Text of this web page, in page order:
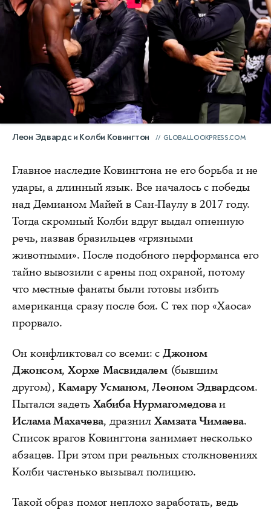
Леон Эдвардс и Колби Ковингтон GLOBALLOOKPRESS.COM
Главное наследие Ковингтона не его борьба и не
удары, а длинный язык. Все началось с победы
над Демианом Майей в Сан-Паулу в 2017 году.
Тогда скромный Колби вдруг выдал огненную
речь, назвав бразильцев «грязными
животными». После подобного перформанса его
тайно вывозили с арены под охраной, потому
что местные фанаты были готовы избить
американца сразу после боя. С тех пор «Хаоса»
прорвало.
Он конфликтовал со всеми: сДжоном
Джонсом,Хорхе Масвидалем(бывшим
другом),Камару Усманом,Леоном Эдвардсом.
Пытался задеть Хабиба Нурмагомедоваи
Ислама Махачева, дразнил Хамзата Чимаева.
Список врагов Ковингтона занимает несколько
абзацев. При этом при реальных столкновениях
Колби частенько вызывал полицию.
Такой образ помог неплохо заработать, ведь